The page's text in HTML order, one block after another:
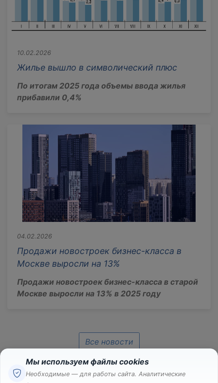
10.02.2026
Жилье вышло в символический плюс
По итогам 2025 года объемы ввода жилья
прибавили 0,4%
04.02.2026
Продажи новостроек бизнес-класса в
Москве выросли на 13%
Продажи новостроек бизнес-класса в старой
Москве выросли на 13% в 2025 году
Все новости
Мы используем файлы cookies
Необходимые — для работы сайта. Аналитические